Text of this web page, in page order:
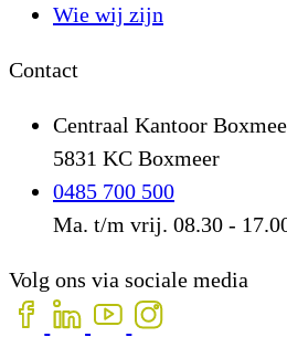
Wie wij zijn
Contact
Centraal Kantoor
5831 KC Boxmeer
0485 700 500
Ma. t/m vrij. 08.30 -
Volg ons via sociale media